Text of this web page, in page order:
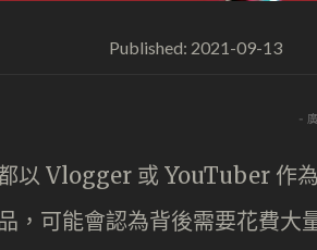
Published: 2021-09-13
-
以 Vlogger 或 YouTuber 作
，可能會認為背後需要花費